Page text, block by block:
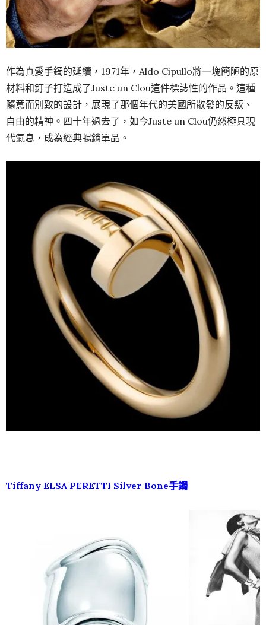
作為真愛手鐲的延續，1971年，Aldo Cipullo將一塊簡陋的原
材料和釘子打造成了Juste un Clou這件標誌性的作品。這種
隨意而別致的設計，展現了那個年代的美國所散發的反叛、
自由的精神。四十年過去了，如今Juste un Clou仍然極具現
代氣息，成為經典暢銷單品。
Tiffany ELSA PERETTI Silver Bone手鐲